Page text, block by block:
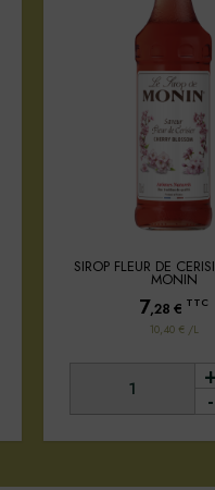
SIROP FLEUR DE
MONIN
7,28 € TTC
10,40 € /L
-